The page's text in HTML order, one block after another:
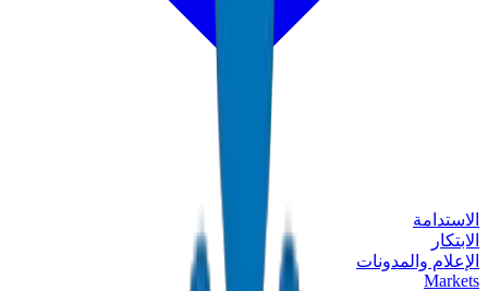
الاستدامة
الابتكار
الإعلام والمدونات
Markets